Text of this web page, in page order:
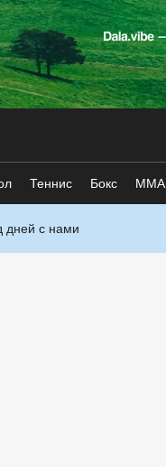
Теннис Бокс ММА
дней с нами